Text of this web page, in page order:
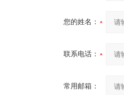
您的姓名：
联系电话：
常用邮箱：